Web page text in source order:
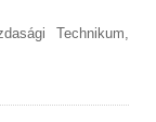
Technikum,